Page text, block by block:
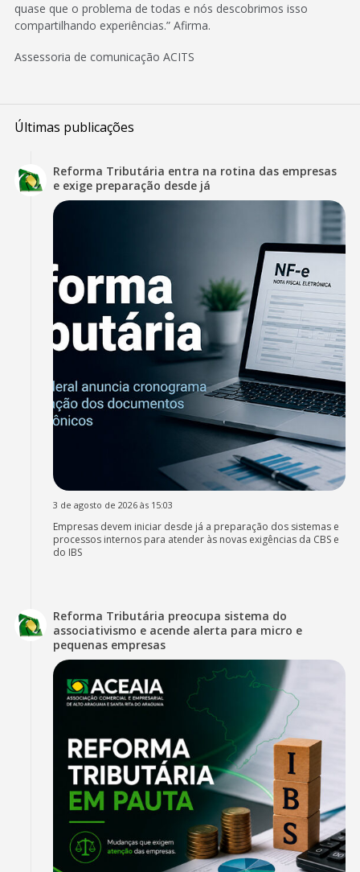
quase que o problema de todas e nós descobrimos isso
compartilhando experiências.” Afirma.
Assessoria de comunicação ACITS
Últimas publicações
Reforma Tributária entra na rotina das empresas
e exige preparação desde já
3 de agosto de 2026 às 15:03
Empresas devem iniciar desde já a preparação dos sistemas e
processos internos para atender às novas exigências da CBS e
do IBS
Reforma Tributária preocupa sistema do
associativismo e acende alerta para micro e
pequenas empresas